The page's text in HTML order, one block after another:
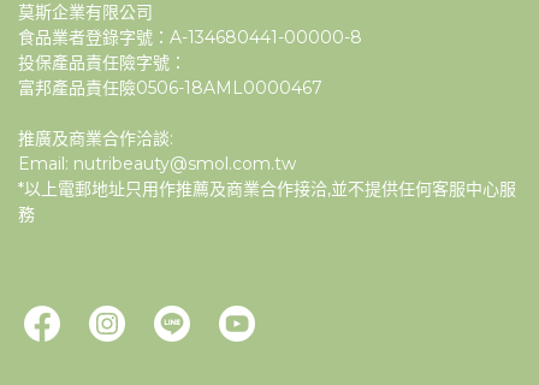
莫斯企業有限公司
食品業者登錄字號：A-134680441-00000-8
投保產品責任險字號：
富邦產品責任險0506-18AML0000467
推廣及商業合作洽談:
Email: nutribeauty@smol.com.tw
*以上電郵地址只用作推薦及商業合作接洽,並不提供任何客服中心服
務